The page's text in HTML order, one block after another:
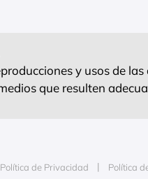
y usos de
que resulten
Política de Privacidad Política